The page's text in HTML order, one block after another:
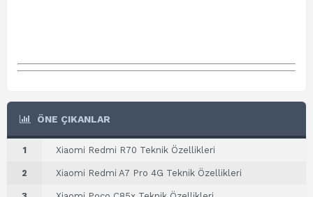
ÖNE ÇIKANLAR
1 Xiaomi Redmi R70 Teknik Özellikleri
2 Xiaomi Redmi A7 Pro 4G Teknik Özellikleri